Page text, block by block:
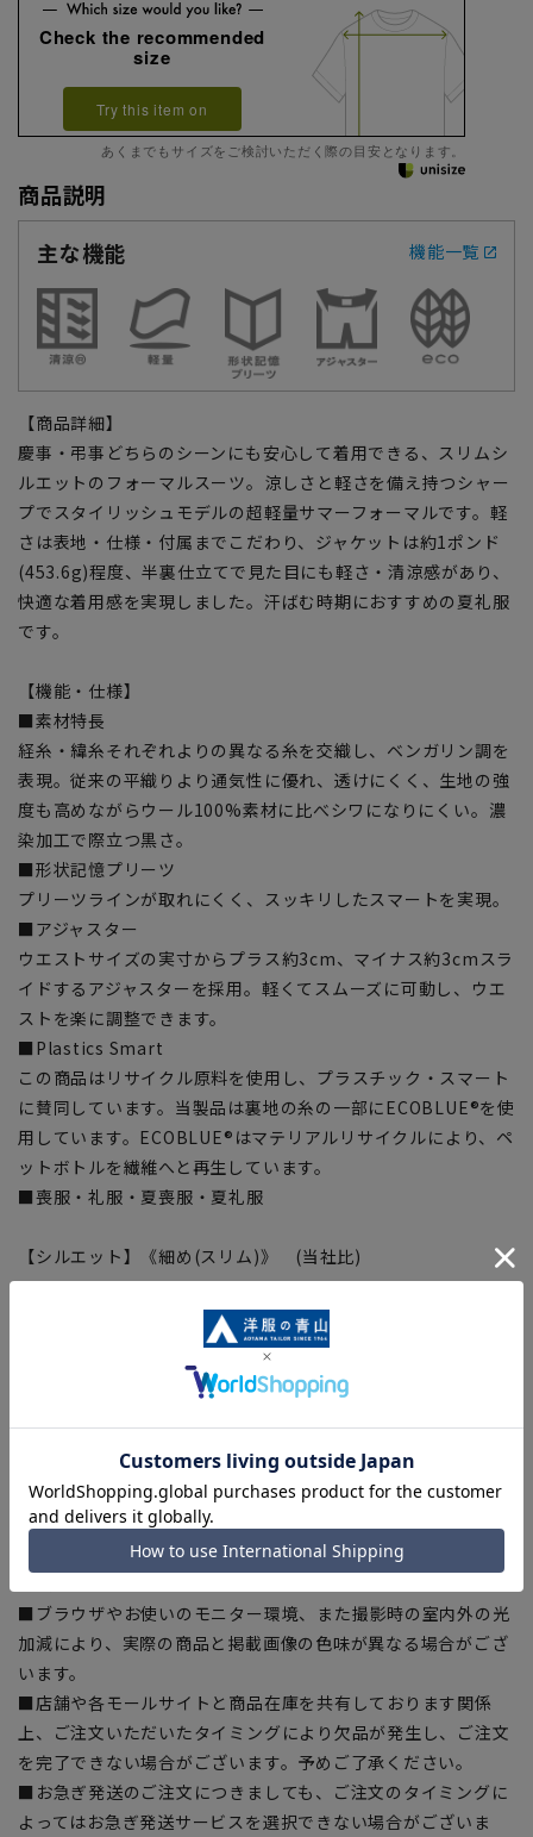
Check the recommended
size
Try this item on
あくまでもサイズをご検討いただく際の目安となります。
商品説明
主な機能
機能一覧
【商品詳細】
慶事・弔事どちらのシーンにも安心して着用できる、スリムシ
ルエットのフォーマルスーツ。涼しさと軽さを備え持つシャー
プでスタイリッシュモデルの超軽量サマーフォーマルです。軽
さは表地・仕様・付属までこだわり、ジャケットは約1ポンド
(453.6g)程度、半裏仕立てで見た目にも軽さ・清涼感があり、
快適な着用感を実現しました。汗ばむ時期におすすめの夏礼服
です。
【機能・仕様】
■素材特長
経糸・緯糸それぞれよりの異なる糸を交織し、ベンガリン調を
表現。従来の平織りより通気性に優れ、透けにくく、生地の強
度も高めながらウール100%素材に比べシワになりにくい。濃
染加工で際立つ黒さ。
■形状記憶プリーツ
プリーツラインが取れにくく、スッキリしたスマートを実現。
■アジャスター
ウエストサイズの実寸からプラス約3cm、マイナス約3cmスラ
イドするアジャスターを採用。軽くてスムーズに可動し、ウエ
ストを楽に調整できます。
■Plastics Smart
この商品はリサイクル原料を使用し、プラスチック・スマート
に賛同しています。当製品は裏地の糸の一部にECOBLUE®を使
用しています。ECOBLUE®はマテリアルリサイクルにより、ペ
ットボトルを繊維へと再生しています。
■喪服・礼服・夏喪服・夏礼服
【シルエット】《細め(スリム)》 (当社比)
【商品に関するご注意】
■商品画像はサンプルのため、色味やサイズ等の仕様に変更が
ある場合がございますので、予めご了承ください。
■ゆとり感には個人差があります。サイズ表を確認の上、ご購
入の目安としてご利用ください。
■生地や仕様・デザインにより、着用感や実際のサイズ表に若
干の誤差が生じる場合がございます。予めご了承ください。
■サイズスペックは仕上がりサイズを記載しております。一
部、商品現物におすすめサイズ(ヌードサイズ)を記載している
■ブラウザやお使いのモニター環境、また撮影時の室内外の光
加減により、実際の商品と掲載画像の色味が異なる場合がござ
います。
■店舗や各モールサイトと商品在庫を共有しております関係
上、ご注文いただいたタイミングにより欠品が発生し、ご注文
を完了できない場合がございます。予めご了承ください。
■お急ぎ発送のご注文につきましても、ご注文のタイミングに
よってはお急ぎ発送サービスを選択できない場合がございま